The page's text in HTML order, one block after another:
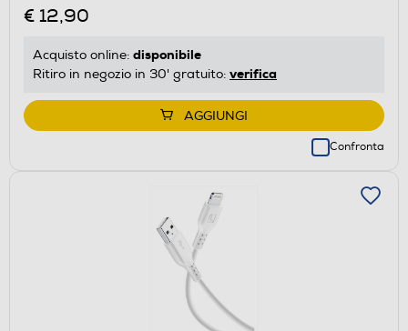
€ 12,90
Acquisto online: disponibile
Ritiro in negozio in 30' gratuito: verifica
AGGIUNGI
Confronta